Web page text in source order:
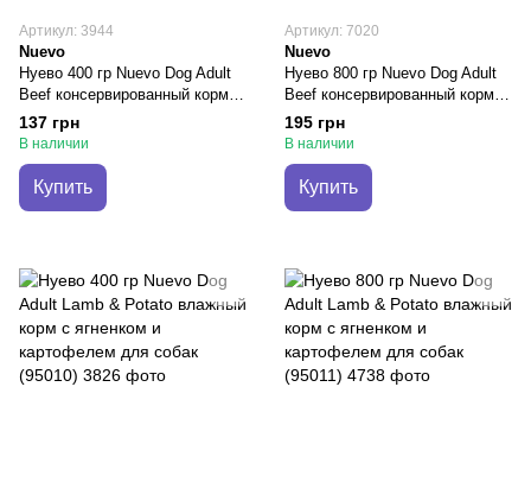
Артикул: 3944
Nuevo
Нуево 400 гр Nuevo Dog Adult
Beef консервированный корм с
говядиной для взрослых собак
(95004)
137 грн
В наличии
Купить
Артикул: 7020
Nuevo
Нуево 800 гр Nuevo Dog Adult
Beef консервированный корм с
говядиной для взрослых собак
(95005)
195 грн
В наличии
Купить